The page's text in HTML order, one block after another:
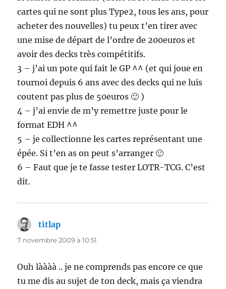
cartes qui ne sont plus Type2, tous les ans, pour
acheter des nouvelles) tu peux t’en tirer avec
une mise de départ de l’ordre de 200euros et
avoir des decks très compétitifs.
3 – j’ai un pote qui fait le GP ^^ (et qui joue en
tournoi depuis 6 ans avec des decks qui ne luis
coutent pas plus de 50euros 🙂 )
4 – j’ai envie de m’y remettre juste pour le
format EDH ^^
5 – je collectionne les cartes représentant une
épée. Si t’en as on peut s’arranger 🙂
6 – Faut que je te fasse tester LOTR-TCG. C’est
dit.
titlap
7 novembre 2009 à 10:51
Ouh làààà .. je ne comprends pas encore ce que
tu me dis au sujet de ton deck, mais ça viendra